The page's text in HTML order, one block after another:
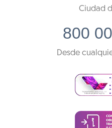
Ciudad
800
Desde